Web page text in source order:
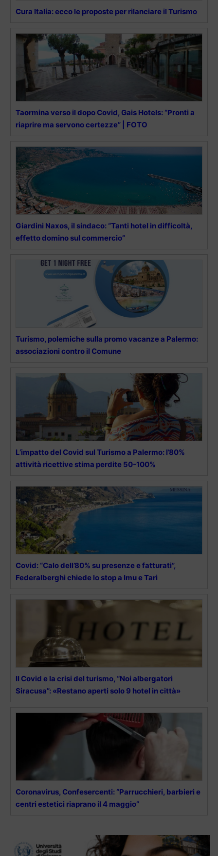
Cura Italia: ecco le proposte per rilanciare il Turismo
Taormina verso il dopo Covid, Gais Hotels: “Pronti a
riaprire ma servono certezze” | FOTO
Giardini Naxos, il sindaco: “Tanti hotel in difficoltà,
effetto domino sul commercio”
Turismo, polemiche sulla promo vacanze a Palermo:
associazioni contro il Comune
L’impatto del Covid sul Turismo a Palermo: l’80%
attività ricettive stima perdite 50-100%
Covid: “Calo dell’80% su presenze e fatturati”,
Federalberghi chiede lo stop a Imu e Tari
Il Covid e la crisi del turismo, “Noi albergatori
Siracusa”: «Restano aperti solo 9 hotel in città»
Coronavirus, Confesercenti: “Parrucchieri, barbieri e
centri estetici riaprano il 4 maggio”